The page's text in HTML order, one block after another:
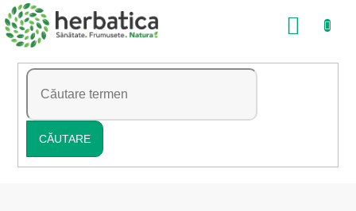
Treci
la
conținut
CĂUTARE
COŞ